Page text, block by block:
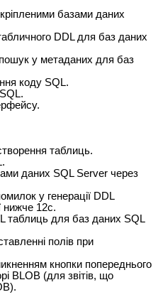
базами даних
DDL для баз даних
у метаданих для баз
коду SQL.
таблиць.
даних SQL Server через
у генерації DDL
нижче 12c.
таблиць для баз даних SQL
полів при
кнопки попереднього
BLOB (для звітів, що